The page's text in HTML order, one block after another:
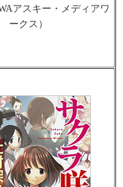
アスキー・メディアワ
ークス）